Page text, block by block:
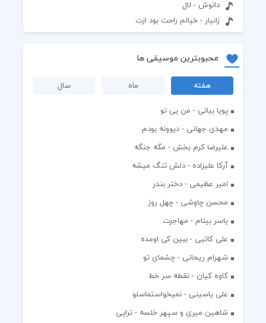
دانوش - لال
زانیار - خیالم راحت بود ازت
محبوبترین موسیقی ها
هفته ماه
سال
پویا بیاتی - من بی تو
مهدی جهانی - دیوونه بودم
علیرضا کرم بخش - مگه جنگه
آرکا علیزاده - دلش تنگ میشه
امیر عظیمی - دختر بندر
محسن چاوشی - چهل روز
یاسر بینام - مهاجرت
علی کاتبی - ببین کی اومده
شهرام ریحانی - چشمای تو
کاوه کیان - نقطه سر خط
علی یاسینی - نمیخواستماسلو
شاهین میری و سپهر خلسه - تراپی